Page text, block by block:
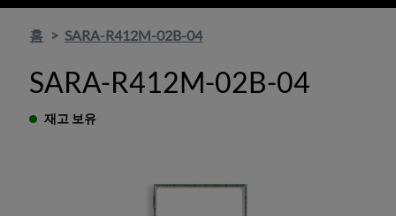
홈 SARA-R412M-02B-04
SARA-R412M-02B-04
재고 보유